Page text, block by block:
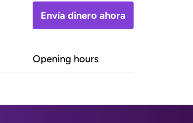
Envía dinero ahora
Opening hours